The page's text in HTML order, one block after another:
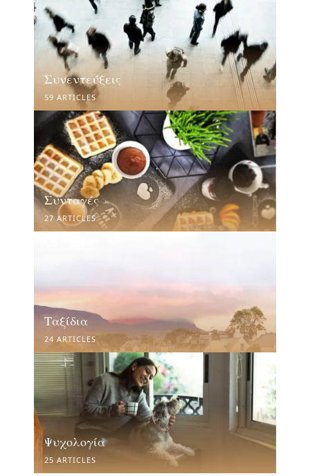
Συνεντεύξεις
59 ARTICLES
Συνταγές
27 ARTICLES
Ταξίδια
24 ARTICLES
Ψυχολογία
25 ARTICLES